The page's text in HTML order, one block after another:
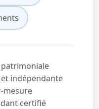
patrimoniale
indépendante
mesure
certifié